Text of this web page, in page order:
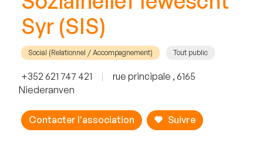
Syr (SIS)
Social (Relationnel / Accompagnement) Tout public
+352 621 747 421 |
rue principale , 6165
Niederanven
Contacter l'association Suivre